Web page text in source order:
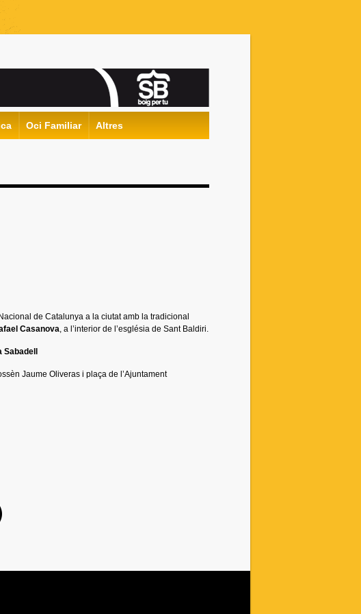
Oci Familiar Altres
de Catalunya a la ciutat amb la tradicional
Casanova, a l’interior de l’església de Sant Baldiri.
Jaume Oliveras i plaça de l’Ajuntament